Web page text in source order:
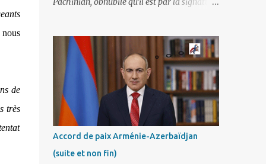
de
très
fort avisé de lire les fables de Jean de La
Fontaine et plus particulièrement, « Le
Chien qui lâche sa proie pour l'ombre ».
C'est hélas fort peu probable ; l'Histoire ou la
Littérature ne sont pas ses points forts, pas
plus d'ailleurs que les négociations avec le
tandem turco-azéri. Faisant fi de tout ce qui
précède la chute de l'URSS, il est
exclusivement intéressé par ce qu'il nomme
Accord de paix Arménie-Azerbaïdjan
(suite et non fin)